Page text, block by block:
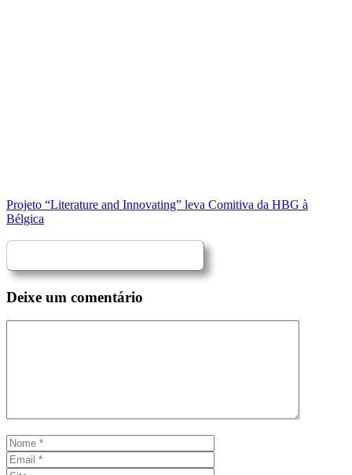
Projeto “Literature and Innovating” leva Comitiva da HBG à
Bélgica
Deixe um comentário
Nome